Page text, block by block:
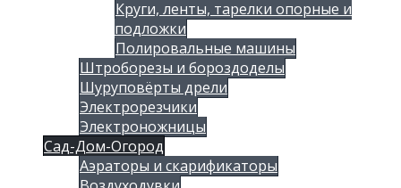
Круги, ленты, тарелки опорные и
подложки
Полировальные машины
Штроборезы и бороздоделы
Шуруповёрты дрели
Электрорезчики
Электроножницы
Сад-Дом-Огород
Аэраторы и скарификаторы